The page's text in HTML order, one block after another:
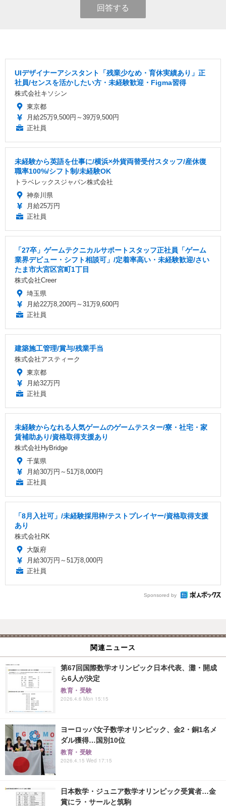
回答する
UIデザイナーアシスタント「残業少なめ・育休実績あり」正
社員/センスを活かしたい方・未経験歓迎・Figma習得
株式会社キソシン
東京都
月給25万9,500円～39万9,500円
正社員
未経験から英語を仕事に/横浜×外貨両替受付スタッフ/産休復
職率100%/シフト制/未経験OK
トラベレックスジャパン株式会社
神奈川県
月給25万円
正社員
「27卒」ゲームテクニカルサポートスタッフ正社員「ゲーム
業界デビュー・シフト相談可」/定着率高い・未経験歓迎/さい
たま市大宮区宮町1丁目
株式会社Creer
埼玉県
月給22万8,200円～31万9,600円
正社員
建築施工管理/賞与/残業手当
株式会社アスティーク
東京都
月給32万円
正社員
未経験からなれる人気ゲームのゲームテスター/寮・社宅・家
賃補助あり/資格取得支援あり
株式会社HyBridge
千葉県
月給30万円～51万8,000円
正社員
「8月入社可」/未経験採用枠/テストプレイヤー/資格取得支援
あり
株式会社RK
大阪府
月給30万円～51万8,000円
正社員
Sponsored by
関連ニュース
第67回国際数学オリンピック日本代表、灘・開成
ら6人が決定
教育・受験
2026.4.6 Mon 15:15
ヨーロッパ女子数学オリンピック、金2・銅1名メ
ダル獲得…国別10位
教育・受験
2026.4.15 Wed 17:15
日本数学・ジュニア数学オリンピック受賞者…金
賞にラ・サールと筑駒